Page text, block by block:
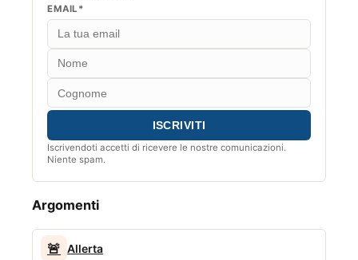
EMAIL*
Iscrivendoti accetti di ricevere le nostre comunicazioni.
Niente spam.
Argomenti
🚨 Allerta